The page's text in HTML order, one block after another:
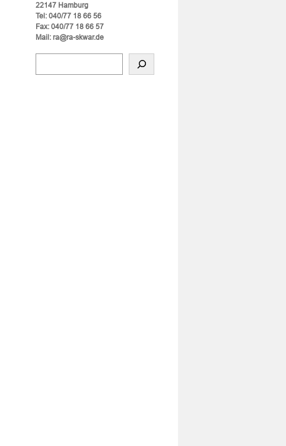
22147 Hamburg
Tel: 040/77 18 66 56
Fax: 040/77 18 66 57
Mail: ra@ra-skwar.de